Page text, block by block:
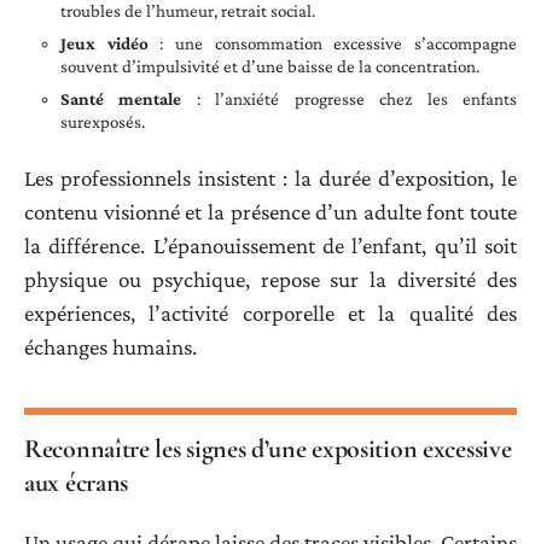
troubles de l’humeur, retrait social.
Jeux vidéo: une consommation excessive s’accompagne
souvent d’impulsivité et d’une baisse de la concentration.
Santé mentale : l’anxiété progresse chez les enfants
surexposés.
Les professionnels insistent : la durée d’exposition, le
contenu visionné et la présence d’un adulte font toute
la différence. L’épanouissement de l’enfant, qu’il soit
physique ou psychique, repose sur la diversité des
expériences, l’activité corporelle et la qualité des
échanges humains.
Reconnaître les signes d’une exposition excessive
aux écrans